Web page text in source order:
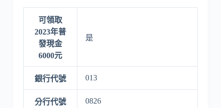
可領取
2023年普
發現金
6000元
是
銀行代號 013
分行代號 0826